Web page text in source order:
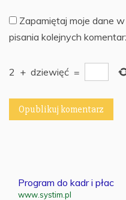
Zapamiętaj moje dane
pisania kolejnych
2 + dziewięć =
Program do kadr i płac
www.systim.pl